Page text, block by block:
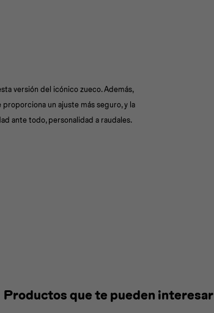
versión del icónico zueco. Además,
un ajuste más seguro, y la
ante todo, personalidad a raudales.
Productos que te pueden interesar